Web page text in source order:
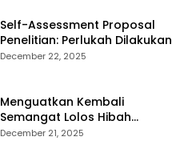
Self-Assessment Proposal
Penelitian: Perlukah Dilakukan
Sebelum Submit?
December 22, 2025
Menguatkan Kembali
Semangat Lolos Hibah
Penelitian DPPM 2026
December 21, 2025